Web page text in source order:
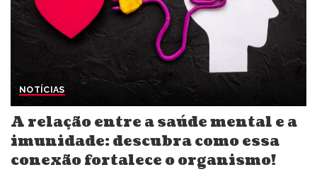
NOTÍCIAS
A relação entre a saúde mental e a
imunidade: descubra como essa
conexão fortalece o organismo!